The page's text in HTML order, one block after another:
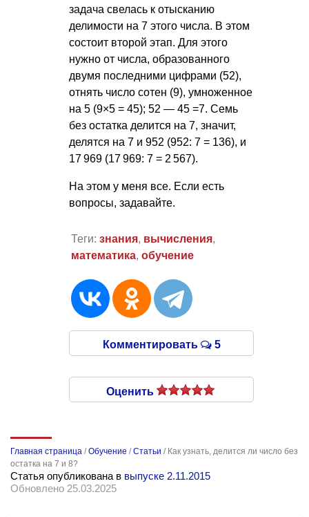
задача свелась к отысканию
делимости на 7 этого числа. В этом
состоит второй этап. Для этого
нужно от числа, образованного
двумя последними цифрами (52),
отнять число сотен (9), умноженное
на 5 (9×5 = 45); 52 — 45 =7. Семь
без остатка делится на 7, значит,
делятся на 7 и 952 (952: 7 = 136), и
17 969 (17 969: 7 = 2 567).
На этом у меня все. Если есть
вопросы, задавайте.
Теги: знания, вычисления,
математика, обучение
Комментировать 5
Оценить
Главная страница /Обучение /Статьи / Как узнать, делится ли число без
остатка на 7 и 8?
Статья опубликована в выпуске 2.11.2015
Обновлено 25.03.2025